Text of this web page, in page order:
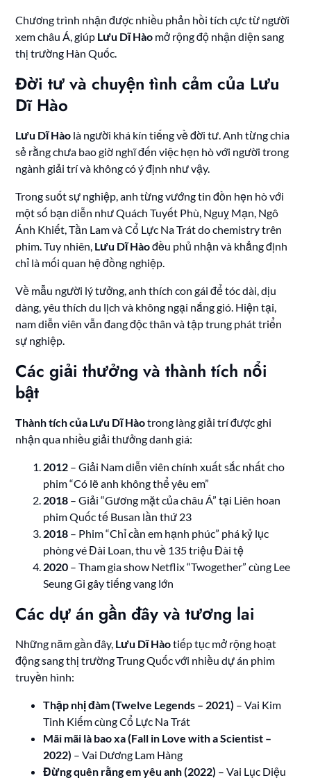
Chương trình nhận được nhiều phản hồi tích cực từ người
xem châu Á, giúp Lưu Dĩ Hào mở rộng độ nhận diện sang
thị trường Hàn Quốc.
Đời tư và chuyện tình cảm của Lưu
Dĩ Hào
Lưu Dĩ Hào là người khá kín tiếng về đời tư. Anh từng chia
sẻ rằng chưa bao giờ nghĩ đến việc hẹn hò với người trong
ngành giải trí và không có ý định như vậy.
Trong suốt sự nghiệp, anh từng vướng tin đồn hẹn hò với
một số bạn diễn như Quách Tuyết Phù, Nguỵ Mạn, Ngô
Ánh Khiết, Tần Lam và Cổ Lực Na Trát do chemistry trên
phim. Tuy nhiên, Lưu Dĩ Hàođều phủ nhận và khẳng định
chỉ là mối quan hệ đồng nghiệp.
Về mẫu người lý tưởng, anh thích con gái để tóc dài, dịu
dàng, yêu thích du lịch và không ngại nắng gió. Hiện tại,
nam diễn viên vẫn đang độc thân và tập trung phát triển
sự nghiệp.
Các giải thưởng và thành tích nổi
bật
Thành tích của Lưu Dĩ Hàotrong làng giải trí được ghi
nhận qua nhiều giải thưởng danh giá:
2012 – Giải Nam diễn viên chính xuất sắc nhất cho
phim “Có lẽ anh không thể yêu em”
2018 – Giải “Gương mặt của châu Á” tại Liên hoan
phim Quốc tế Busan lần thứ 23
2018 – Phim “Chỉ cần em hạnh phúc” phá kỷ lục
phòng vé Đài Loan, thu về 135 triệu Đài tệ
2020 – Tham gia show Netflix “Twogether” cùng Lee
Seung Gi gây tiếng vang lớn
Các dự án gần đây và tương lai
Những năm gần đây, Lưu Dĩ Hàotiếp tục mở rộng hoạt
động sang thị trường Trung Quốc với nhiều dự án phim
truyền hình:
Thập nhị đàm (Twelve Legends – 2021) – Vai Kim
Tinh Kiếm cùng Cổ Lực Na Trát
Mãi mãi là bao xa (Fall in Love with a Scientist –
2022) – Vai Dương Lam Hàng
Đừng quên rằng em yêu anh (2022) – Vai Lục Diệu